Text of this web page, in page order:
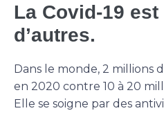
La Covid-19
d’autres.
Dans le monde, 2 millions
en 2020 contre 10 à 20
Elle se soigne par des